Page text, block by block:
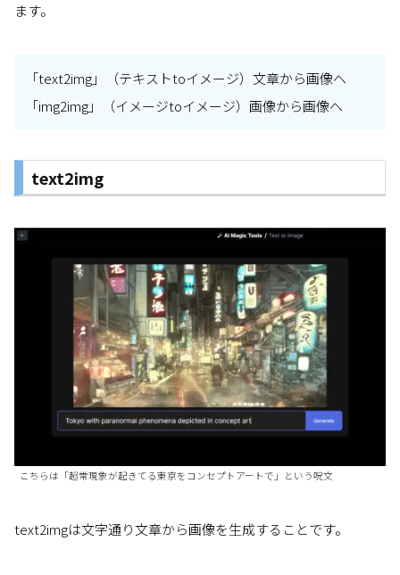
ます。
「text2img」（テキストtoイメージ）文章から画像へ
「img2img」（イメージtoイメージ）画像から画像へ
text2img
こちらは「超常現象が起きてる東京をコンセプトアートで」という呪文
text2imgは文字通り文章から画像を生成することです。